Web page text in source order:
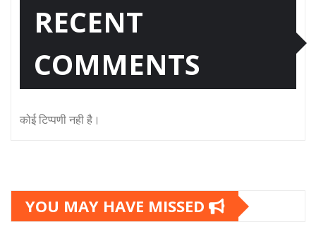
RECENT
COMMENTS
कोई टिप्पणी नही है।
YOU MAY HAVE MISSED